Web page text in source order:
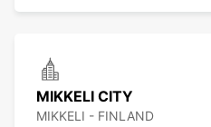
MIKKELI CITY
MIKKELI - FINLAND